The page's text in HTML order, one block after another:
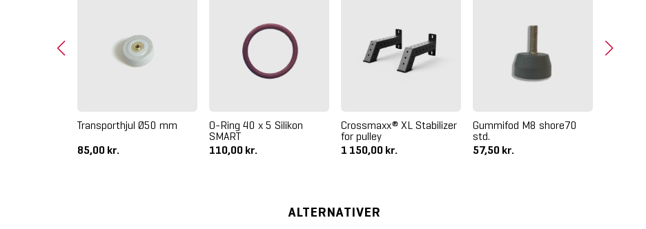
Transporthjul Ø50 mm
85,00 kr.
O-Ring 40 x 5 Silikon
SMART
110,00 kr.
Crossmaxx® XL Stabilizer
for pulley
1 150,00 kr.
Gummifod M8 shore70
std.
57,50 kr.
ALTERNATIVER